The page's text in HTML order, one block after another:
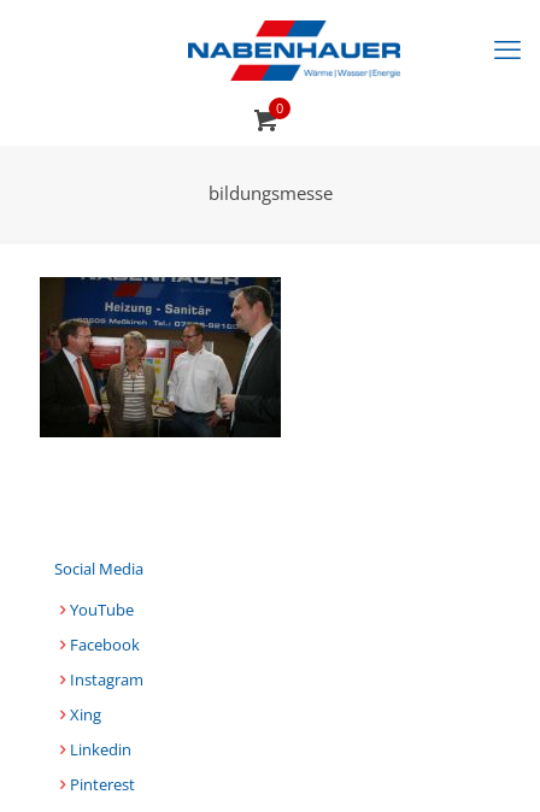
0
bildungsmesse
Social Media
YouTube
Facebook
Instagram
Xing
Linkedin
Pinterest